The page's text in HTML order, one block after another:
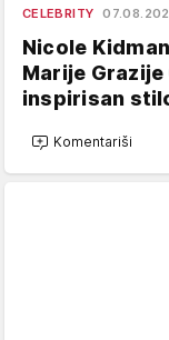
CELEBRITY
Nicole
Marije
inspirisan
Komentariši